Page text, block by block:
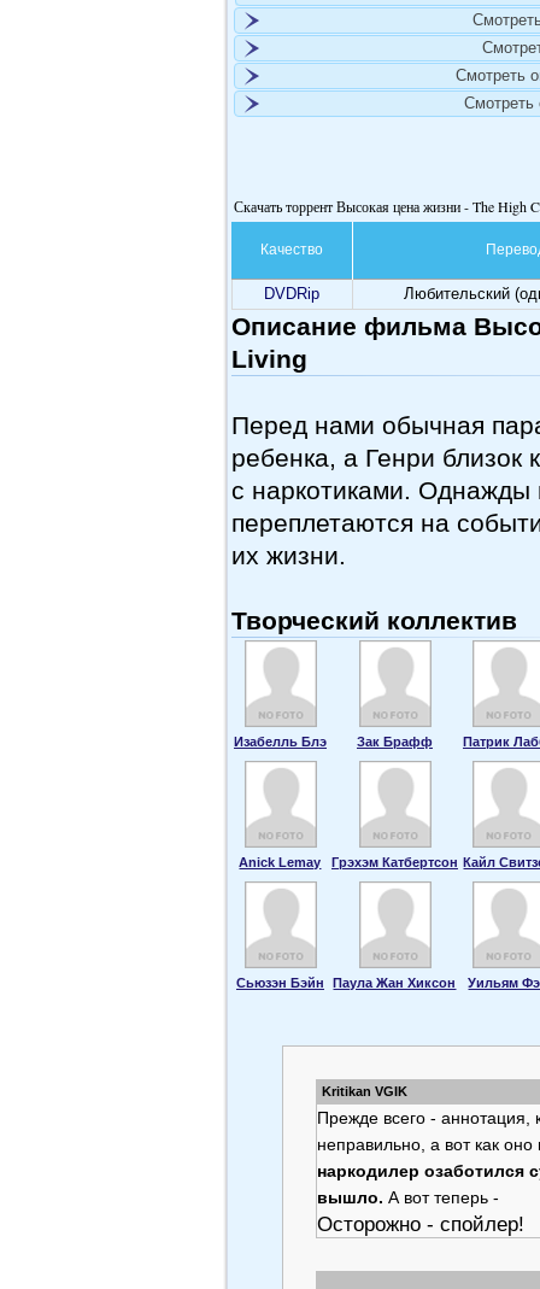
Смотреть
Смотреть
Скачать торрент Высокая цена жизни - The High
Качество
DVDRip Любительский
Описание фильма
Living
Перед нами обычная
ребенка, а Генри близок
с наркотиками.
переплетаются на
их жизни.
Творческий коллектив
Изабелль Блэ Зак Брафф Патрик
Anick Lemay Грэхэм Катбертсон Кайл
Сьюзэн Бэйн Паула Жан Хиксон Уильям
Kritikan VGIK
Прежде всего -
неправильно, а вот как
наркодилер озаботился
вышло. А вот теперь -
Осторожно - спойлер!